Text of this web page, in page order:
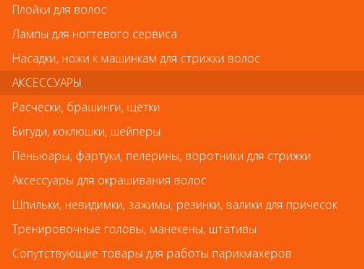
Аксессуары для окрашивания волос
Кисть для окраски
68руб.-
КУПИТЬ
Плойки для волос
Лампы для ногтевого сервиса
Насадки, ножи к машинкам для стрижки волос
АКСЕССУАРЫ
Расчески, брашинги, щетки
Бигуди, коклюшки, шейперы
Пеньюары, фартуки, пелерины, воротники для стрижки
Аксессуары для окрашивания волос
Шпильки, невидимки, зажимы, резинки, валики для причесок
Тренировочные головы, манекены, штативы
Сопутствующие товары для работы парикмахеров